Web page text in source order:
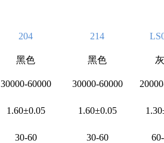
204 214
黑色 黑色
30000-60000 30000-60000
1.60±0.05 1.60±0.05
30-60 30-60